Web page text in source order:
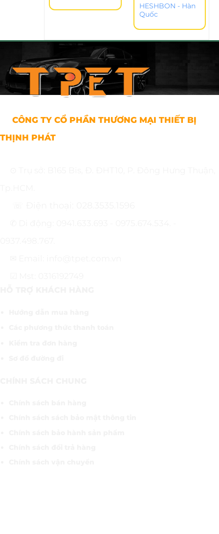
HESHBON - Hàn
Quốc
CÔNG TY CỔ PHẦN THƯƠNG MẠI THIẾT BỊ
THỊNH PHÁT